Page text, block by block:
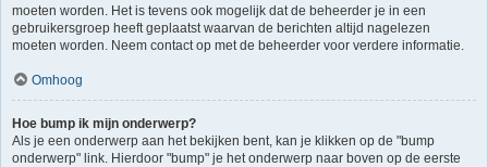
moeten worden. Het is tevens ook mogelijk dat de beheerder je in een
gebruikersgroep heeft geplaatst waarvan de berichten altijd nagelezen
moeten worden. Neem contact op met de beheerder voor verdere informatie.
Omhoog
Hoe bump ik mijn onderwerp?
Als je een onderwerp aan het bekijken bent, kan je klikken op de "bump
onderwerp" link. Hierdoor "bump" je het onderwerp naar boven op de eerste